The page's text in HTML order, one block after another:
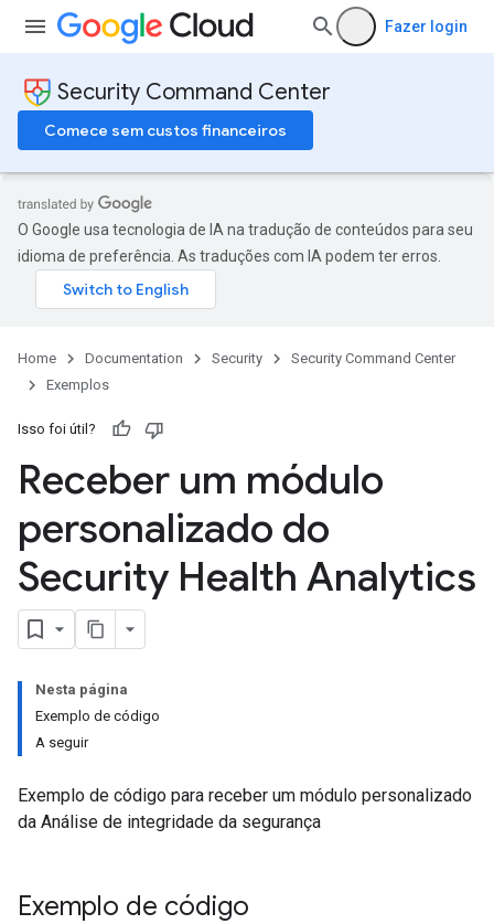
Fazer login
Security Command Center
Comece sem custos financeiros
O Google usa tecnologia de IA na tradução de conteúdos para seu
idioma de preferência. As traduções com IA podem ter erros.
Home Documentation Security
Security Command Center
Exemplos
Isso foi útil?
Receber um módulo
personalizado do
Security Health Analytics
Nesta página
Exemplo de código
A seguir
Exemplo de código para receber um módulo personalizado
da Análise de integridade da segurança
Exemplo de código